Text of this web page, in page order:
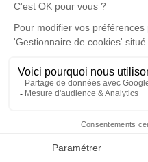
Faire-part
Cérémonie civile
mardi 03
Crématorium de
3 Boulevard Lesire